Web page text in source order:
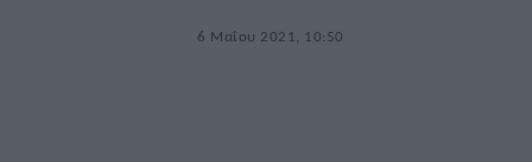
6 Μαΐου 2021, 10:50